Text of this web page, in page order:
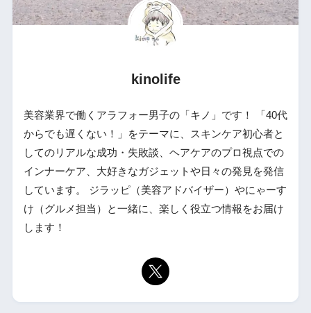
kinolife
美容業界で働くアラフォー男子の「キノ」です！ 「40代
からでも遅くない！」をテーマに、スキンケア初心者と
してのリアルな成功・失敗談、ヘアケアのプロ視点での
インナーケア、大好きなガジェットや日々の発見を発信
しています。 ジラッピ（美容アドバイザー）やにゃーす
け（グルメ担当）と一緒に、楽しく役立つ情報をお届け
します！